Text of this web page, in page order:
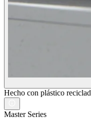
Hecho con plástico
Master Series